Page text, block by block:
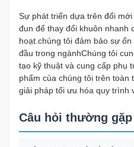
Sự phát triển dựa trên đổi
đun để thay đổi khuôn nhanh
hoạt.chúng tôi đảm bảo sự
đầu trong ngànhChúng tôi
tạo kỹ thuật và cung cấp phụ
phẩm của chúng tôi trên toàn
giải pháp tối ưu hóa quy trình
Câu hỏi thường gặp